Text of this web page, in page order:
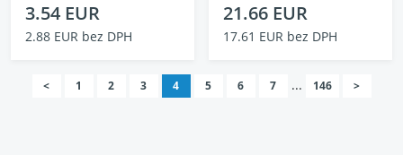
3.54 EUR
2.88 EUR bez DPH
21.66 EUR
17.61 EUR bez DPH
< 1 2 3 4 5 6 7 ... 146 >